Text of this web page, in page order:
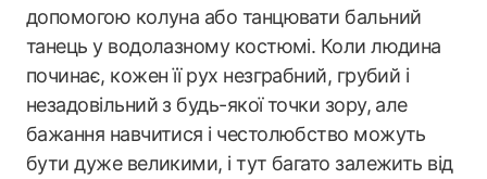
допомогою колуна або танцювати бальний
танець у водолазному костюмі. Коли людина
починає, кожен її рух незграбний, грубий і
незадовільний з будь-якої точки зору, але
бажання навчитися і честолюбство можуть
бути дуже великими, і тут багато залежить від